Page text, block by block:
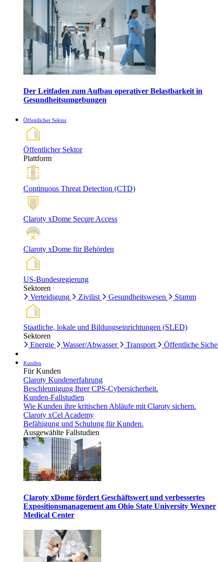
Der Leitfaden zum Aufbau operativer Belastbarkeit in
Gesundheitsumgebungen
Öffentlicher Sektor
Öffentlicher Sektor
Plattform
Continuous Threat Detection (CTD)
Claroty xDome Secure Access
Claroty xDome für Behörden
US-Bundesregierung
Sektoren
Verteidigung
Zivilist Gesundheitswesen Stamm
Staatliche, lokale und Bildungseinrichtungen (SLED)
Sektoren
Energie
Wasser/Abwasser Transport Öffentliche
Kunden
Für Kunden
Claroty Kundenerfahrung
Beschleunigung Ihrer CPS-Cybersicherheit.
Kunden-Fallstudien
Wie Kunden ihre kritischen Abläufe mit Claroty sichern.
Claroty xCel Academy
Befähigung und Schulung für Kunden.
Ausgewählte Fallstudien
Claroty xDome fördert Geschäftswert und verbessertes
Expositionsmanagement am Ohio State University Wexner
Medical Center